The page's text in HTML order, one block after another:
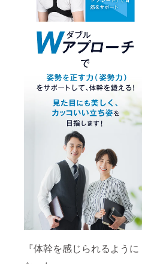
『体幹を感じられるように